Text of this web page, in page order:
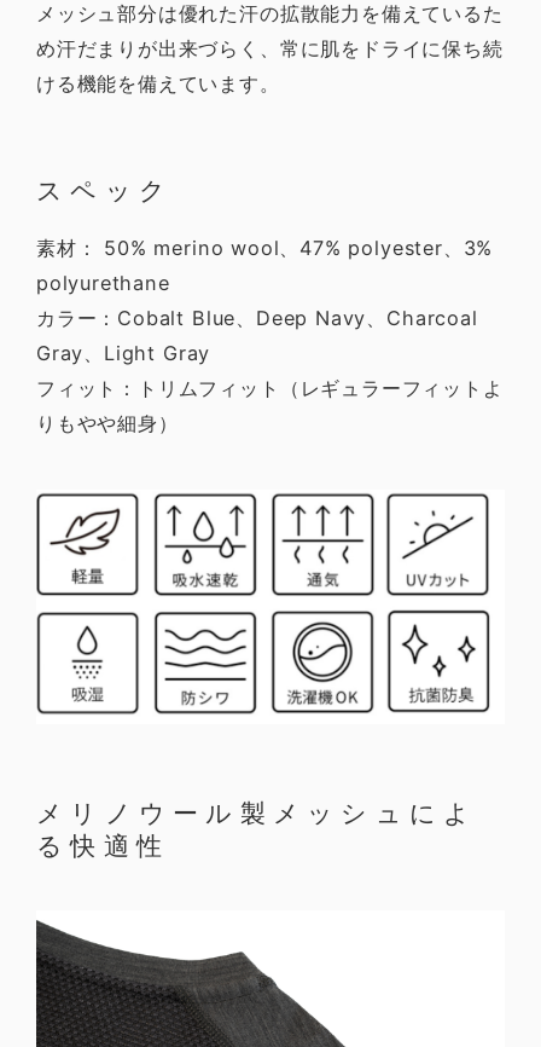
メッシュ部分は優れた汗の拡散能力を備えているた
め汗だまりが出来づらく、常に肌をドライに保ち続
ける機能を備えています。
スペック
素材： 50% merino wool、47% polyester、3%
polyurethane
カラー：Cobalt Blue、Deep Navy、Charcoal
Gray、Light Gray
フィット：トリムフィット（レギュラーフィットよ
りもやや細身）
メリノウール製メッシュによ
る快適性